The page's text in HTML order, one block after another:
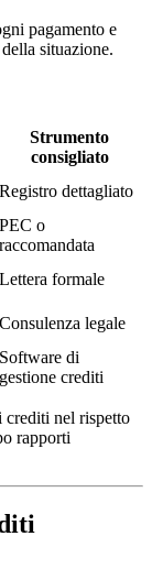
pagamento e
situazione.
Strumento
consigliato
Registro dettagliato
PEC o
raccomandata
Lettera formale
Consulenza legale
Software di
gestione crediti
crediti nel rispetto
rapporti